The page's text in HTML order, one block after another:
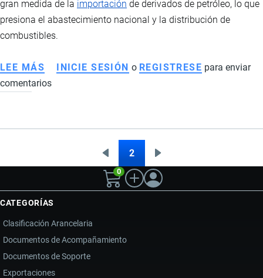
gran medida de la importación de derivados de petróleo, lo que
presiona el abastecimiento nacional y la distribución de
combustibles.
LEE MÁS SOBRE
ESCASEZ
EN
LOGÍSTICAS,
MENOR
E
IMPACTO
EN
LA
INICIE SESIÓN o REGISTRESE para enviar
comentarios
Página
anterior
2
página
0
CATEGORÍAS
Clasificación Arancelaria
Documentos de Acompañamiento
Documentos de Soporte
Exportaciones